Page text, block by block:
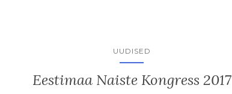
UUDISED
Eestimaa Naiste Kongress 2017